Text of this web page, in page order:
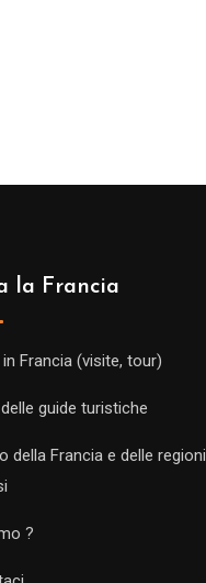
la Francia
Francia (visite, tour)
guide turistiche
della Francia e delle regioni
?